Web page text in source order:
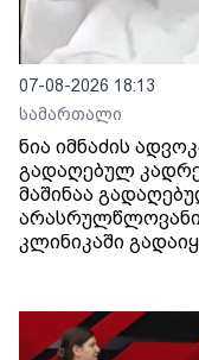
07-08-2026 18:13
სამართალი
ნია იმნაძის
გადაღებულ
მაშინაა
კლინიკაში